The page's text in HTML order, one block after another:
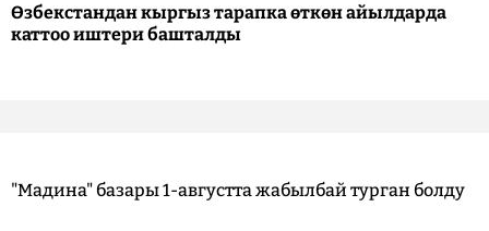
Өзбекстандан кыргыз тарапка өткөн айылдарда
каттоо иштери башталды
"Мадина" базары 1-августта жабылбай турган болду